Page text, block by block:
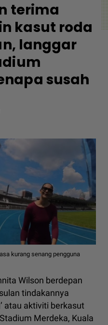
terima
kasut roda
langgar
susah
kurang senang pengguna
Wilson berdepan
tindakannya
atau aktiviti berkasut
Merdeka, Kuala